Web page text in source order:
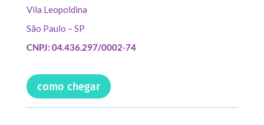
Vila Leopoldina
São Paulo – SP
CNPJ: 04.436.297/0002-74
como chegar